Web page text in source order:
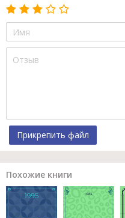
Прикрепить файл
Похожие книги